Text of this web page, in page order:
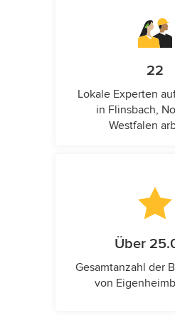
22
Lokale Experten
in Flinsbach,
Westfalen
Über
Gesamtanzahl der
von